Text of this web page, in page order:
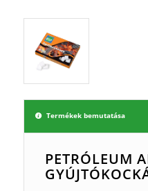
Termékek bemutatása
PETRÓLEUM